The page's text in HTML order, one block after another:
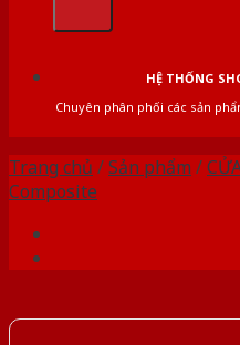
HỆ THỐNG
Chuyên phân phối các sản
Trang chủ /Sản phẩm /
Composite